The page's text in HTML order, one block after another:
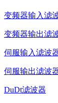
变频器输入滤
变频器输出滤
伺服输入滤波
伺服输出滤波
DuDt滤波器